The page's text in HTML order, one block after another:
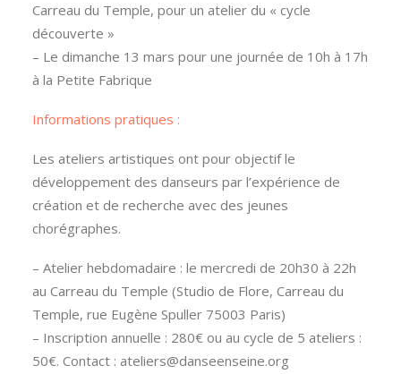
Carreau du Temple, pour un atelier du « cycle
découverte »
– Le dimanche 13 mars pour une journée de 10h à 17h
à la Petite Fabrique
Informations pratiques :
Les ateliers artistiques ont pour objectif le
développement des danseurs par l’expérience de
création et de recherche avec des jeunes
chorégraphes.
– Atelier hebdomadaire : le mercredi de 20h30 à 22h
au Carreau du Temple (Studio de Flore, Carreau du
Temple, rue Eugène Spuller 75003 Paris)
– Inscription annuelle : 280€ ou au cycle de 5 ateliers :
50€. Contact : ateliers@danseenseine.org